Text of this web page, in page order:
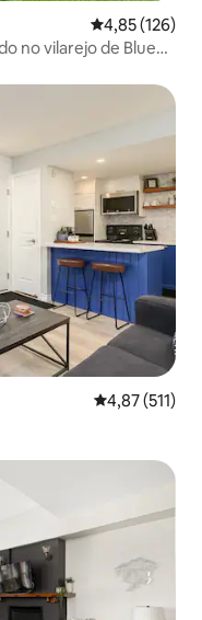
4,85 de uma
4,85 (126)
no vilarejo de Blue
4,87 de uma
4,87 (511)